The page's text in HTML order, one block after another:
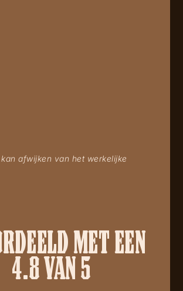
afwijken van het werkelijke
MET EEN
4.8 VAN 5